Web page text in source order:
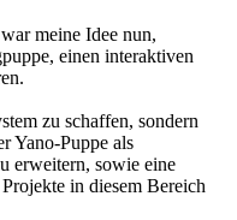
meine Idee nun,
einen interaktiven
zu schaffen, sondern
Yano-Puppe als
erweitern, sowie eine
in diesem Bereich